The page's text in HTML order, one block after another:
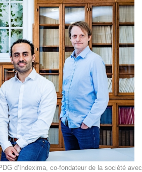
d’Indexima, co-fondateur de la société avec